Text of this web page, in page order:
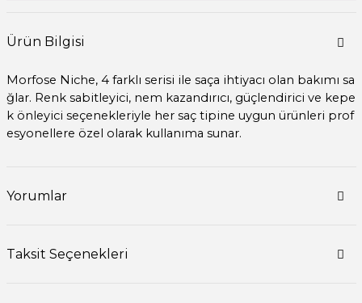
Ürün Bilgisi
Morfose Niche, 4 farklı serisi ile saça ihtiyacı olan bakımı sa
ğlar. Renk sabitleyici, nem kazandırıcı, güçlendirici ve kepe
k önleyici seçenekleriyle her saç tipine uygun ürünleri prof
esyonellere özel olarak kullanıma sunar.
Yorumlar
Taksit Seçenekleri